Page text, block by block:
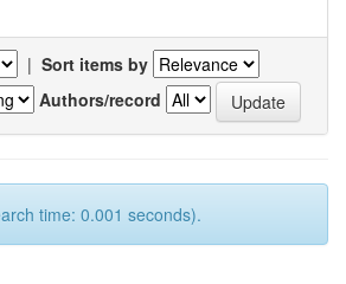
| Sort items by
Authors/record
time: 0.001 seconds).